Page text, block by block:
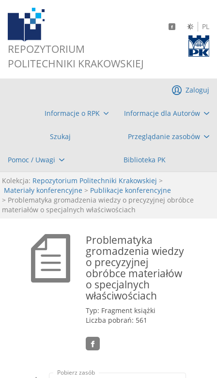
REPOZYTORIUM
POLITECHNIKI KRAKOWSKIEJ
PL
Informacje o RPK Informacje dla Autorów
Szukaj Przeglądanie zasobów
Pomoc / Uwagi Biblioteka PK
Zaloguj
Kolekcja: Repozytorium Politechniki Krakowskiej >
Materiały konferencyjne > Publikacje konferencyjne
> Problematyka gromadzenia wiedzy o precyzyjnej obróbce
materiałów o specjalnych właściwościach
Problematyka
gromadzenia wiedzy
o precyzyjnej
obróbce materiałów
o specjalnych
właściwościach
Typ: Fragment książki
Liczba pobrań: 561
Pobierz zasób